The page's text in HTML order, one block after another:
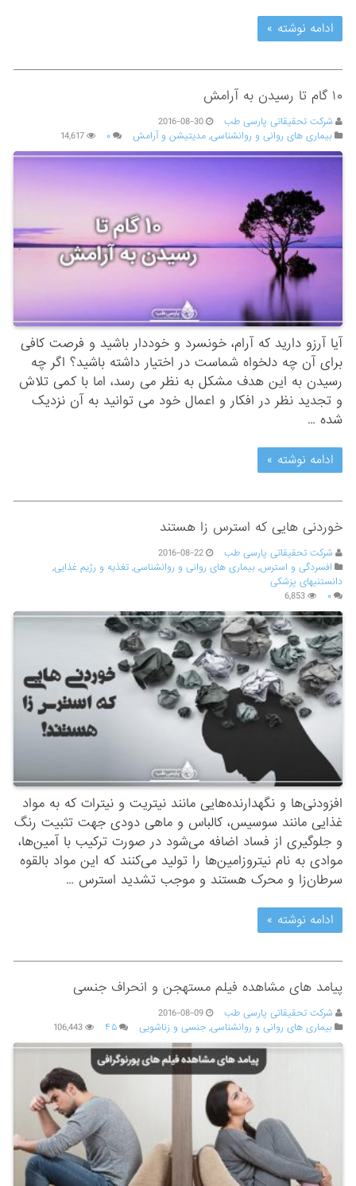
ادامه نوشته »
۱۰ گام تا رسیدن به آرامش
شرکت تحقیقاتی پارسی طب
2016-08-30
بیماری های روانی و روانشناسی,مدیتیشن و آرامش ۰ 14,617
آیا آرزو دارید که آرام، خونسرد و خوددار باشید و فرصت کافی
برای آن چه دلخواه شماست در اختیار داشته باشید؟ اگر چه
رسیدن به این هدف مشکل به نظر می رسد، اما با کمی تلاش
و تجدید نظر در افکار و اعمال خود می توانید به آن نزدیک
شده …
ادامه نوشته »
خوردنی هایی که استرس زا هستند
شرکت تحقیقاتی پارسی طب
2016-08-22
افسردگی و استرس,بیماری های روانی و روانشناسی,تغذیه و رژیم غذایی,
دانستنیهای پزشکی
۰
6,853
افزودنی‌ها و نگهدارنده‌هایی مانند نیتریت و نیترات که به مواد
غذایی مانند سوسیس، کالباس‌ و ماهی دودی جهت تثبیت رنگ
و جلوگیری از فساد اضافه می‌شود در صورت ترکیب با آمین‌ها،
موادی به نام نیتروزامین‌ها را تولید می‌کنند که این مواد بالقوه
سرطان‌زا و محرک هستند و موجب تشدید استرس …
ادامه نوشته »
پیامد های مشاهده فیلم مستهجن و انحراف جنسی
شرکت تحقیقاتی پارسی طب
2016-08-09
بیماری های روانی و روانشناسی,جنسی و زناشویی ۴۵ 106,443